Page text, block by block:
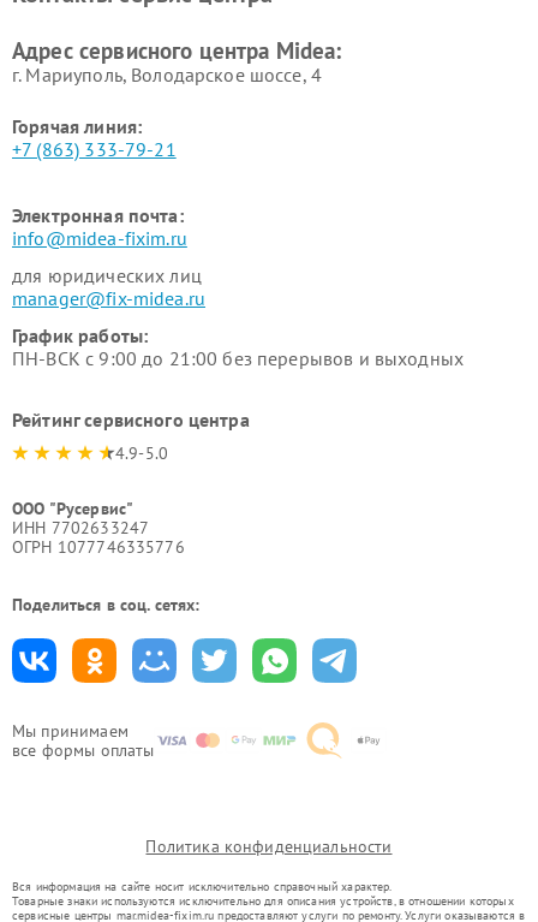
Мы принимаем
все формы оплаты
Midea
Адрес сервисного центра Midea:
г. Мариуполь, Володарское шоссе, 4
Горячая линия:
+7 (863) 333-79-21
Электронная почта:
info@midea-fixim.ru
для юридических лиц
manager@fix-midea.ru
График работы:
ПН-ВСК с 9:00 до 21:00 без перерывов и выходных
Рейтинг сервисного центра
4.9-5.0
ООО "Русервис"
ИНН 7702633247
ОГРН 1077746335776
Поделиться в соц. сетях:
Политика конфиденциальности
Вся информация на сайте носит исключительно справочный характер.
Товарные знаки используются исключительно для описания устройств, в отношении которых
сервисные центры mar.midea-fixim.ru предоставляют услуги по ремонту. Услуги оказываются в